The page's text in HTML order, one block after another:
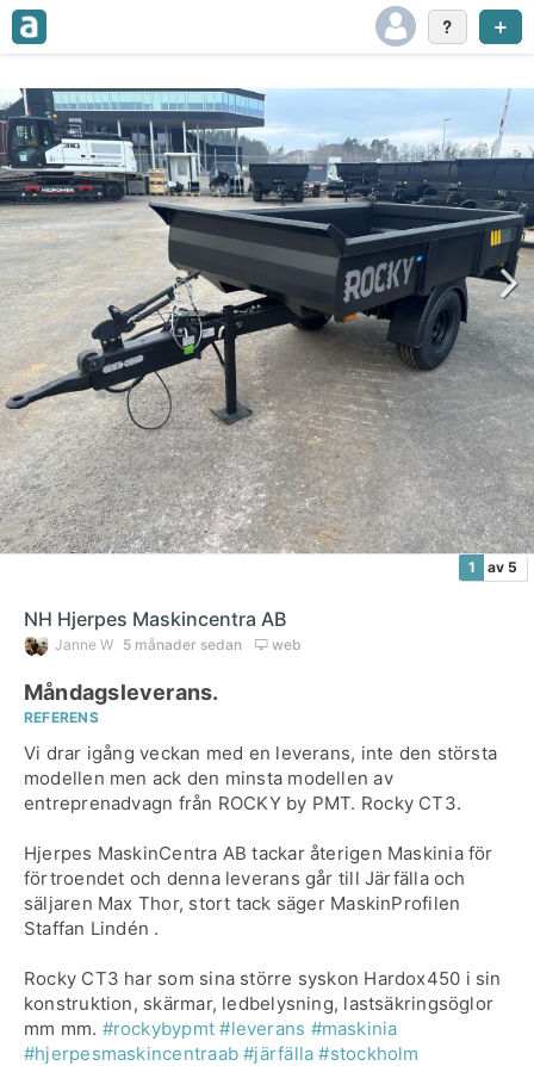
1 av 5
NH Hjerpes Maskincentra AB
Janne W 5 månader sedan web
Måndagsleverans.
REFERENS
Vi drar igång veckan med en leverans, inte den största
modellen men ack den minsta modellen av
entreprenadvagn från ROCKY by PMT. Rocky CT3.
Hjerpes MaskinCentra AB tackar återigen Maskinia för
förtroendet och denna leverans går till Järfälla och
säljaren Max Thor, stort tack säger MaskinProfilen
Staffan Lindén .
Rocky CT3 har som sina större syskon Hardox450 i sin
konstruktion, skärmar, ledbelysning, lastsäkringsöglor
mm mm. #rockybypmt #leverans #maskinia
#hjerpesmaskincentraab #järfälla #stockholm